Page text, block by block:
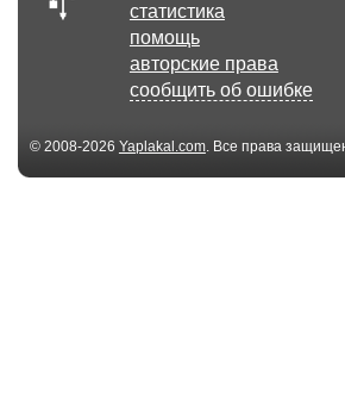
статистика
помощь
авторские права
сообщить об ошибке
© 2008-2026 Yaplakal.com. Все права